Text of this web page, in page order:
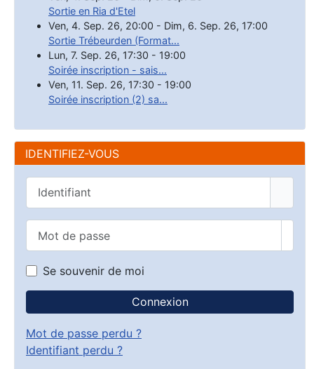
Sortie en Ria d'Etel
Ven, 4. Sep. 26, 20:00 - Dim, 6. Sep. 26, 17:00
Sortie Trébeurden (Format...
Lun, 7. Sep. 26, 17:30 - 19:00
Soirée inscription - sais...
Ven, 11. Sep. 26, 17:30 - 19:00
Soirée inscription (2) sa...
IDENTIFIEZ-VOUS
Se souvenir de moi
Connexion
Mot de passe perdu ?
Identifiant perdu ?